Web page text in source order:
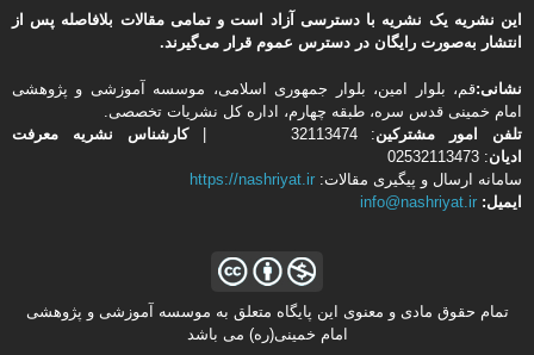
این نشریه یک نشریه با دسترسی آزاد است و تمامی مقالات بلافاصله پس از
انتشار به‌صورت رایگان در دسترس عموم قرار می‌گیرند.
نشانی:قم، بلوار امین، بلوار جمهوری اسلامی، موسسه آموزشی و پژوهشی
امام خمینی قدس سره، طبقه چهارم، اداره كل نشریات تخصصی.
تلفن
امور مشتركین: 32113474 |
کارشناس نشریه معرفت
ادیان: 02532113473
سامانه ارسال و پیگیری مقالات: https://nashriyat.ir
ایمیل: info@nashriyat.ir
تمام حقوق مادی و معنوی این پایگاه متعلق به موسسه آموزشی و پژوهشی
امام خمینی(ره) می باشد